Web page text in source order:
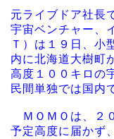
元ライブドア社長
宇宙ベンチャー、
Ｔ）は１９日、小
内に北海道大樹町
高度１００キロの
民間単独では国内
ＭＯＭＯは、２
予定高度に届かず